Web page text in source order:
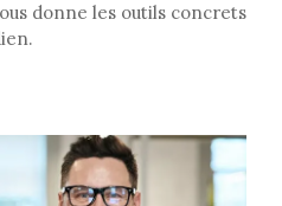
donne les outils concrets